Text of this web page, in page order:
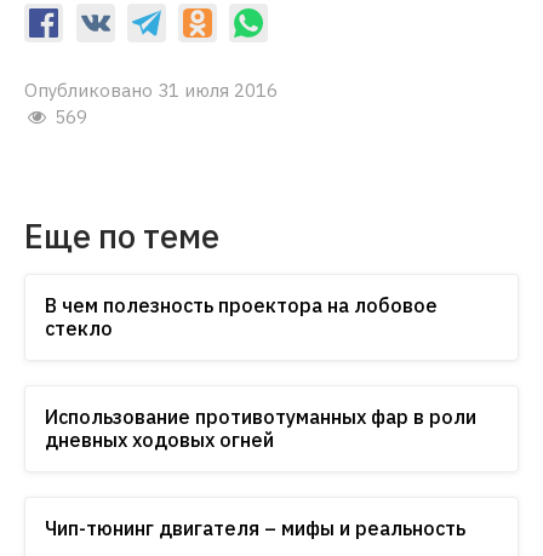
Опубликовано 31 июля 2016
569
Еще по теме
В чем полезность проектора на лобовое
стекло
Использование противотуманных фар в роли
дневных ходовых огней
Чип-тюнинг двигателя – мифы и реальность